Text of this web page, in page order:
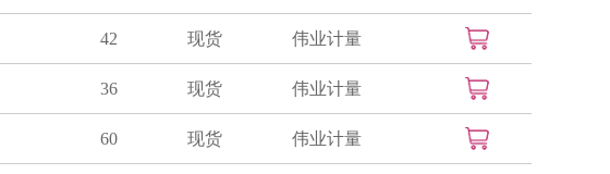
42 现货 伟业计量
36 现货 伟业计量
60 现货 伟业计量